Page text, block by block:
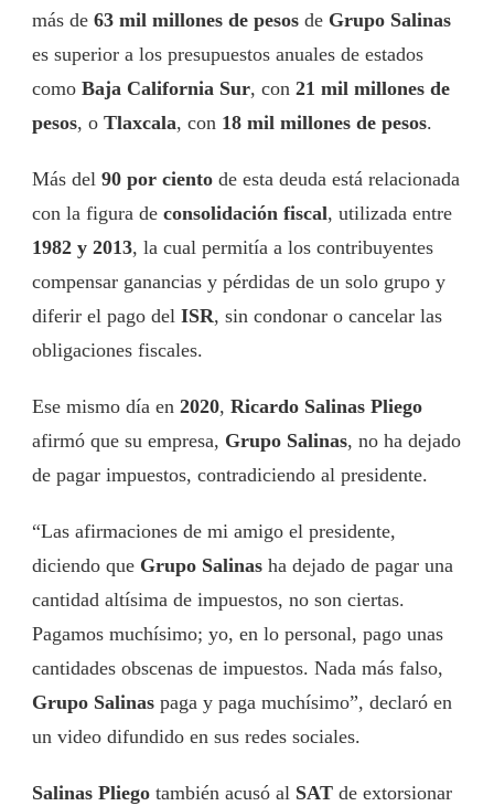
más de 63 mil millones de pesos de Grupo Salinas
es superior a los presupuestos anuales de estados
como Baja California Sur, con 21 mil millones de
pesos, o Tlaxcala, con 18 mil millones de pesos.
Más del 90 por ciento de esta deuda está relacionada
con la figura de consolidación fiscal, utilizada entre
1982 y 2013, la cual permitía a los contribuyentes
compensar ganancias y pérdidas de un solo grupo y
diferir el pago del ISR, sin condonar o cancelar las
obligaciones fiscales.
Ese mismo día en 2020, Ricardo Salinas Pliego
afirmó que su empresa, Grupo Salinas, no ha dejado
de pagar impuestos, contradiciendo al presidente.
“Las afirmaciones de mi amigo el presidente,
diciendo que Grupo Salinas ha dejado de pagar una
cantidad altísima de impuestos, no son ciertas.
Pagamos muchísimo; yo, en lo personal, pago unas
cantidades obscenas de impuestos. Nada más falso,
Grupo Salinas paga y paga muchísimo”, declaró en
un video difundido en sus redes sociales.
Salinas Pliego también acusó al SAT de extorsionar